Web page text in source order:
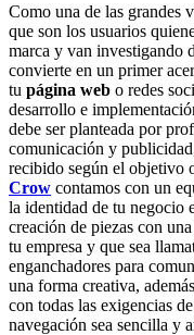
Como una de las grandes
que son los usuarios
marca y van investigando
convierte en un primer
tu página web o redes
desarrollo e
debe ser planteada por
comunicación y
recibido según el objetivo
Crow contamos con un
la identidad de tu negocio
creación de piezas con
tu empresa y que sea
enganchadores para
una forma creativa,
con todas las exigencias
navegación sea sencilla y